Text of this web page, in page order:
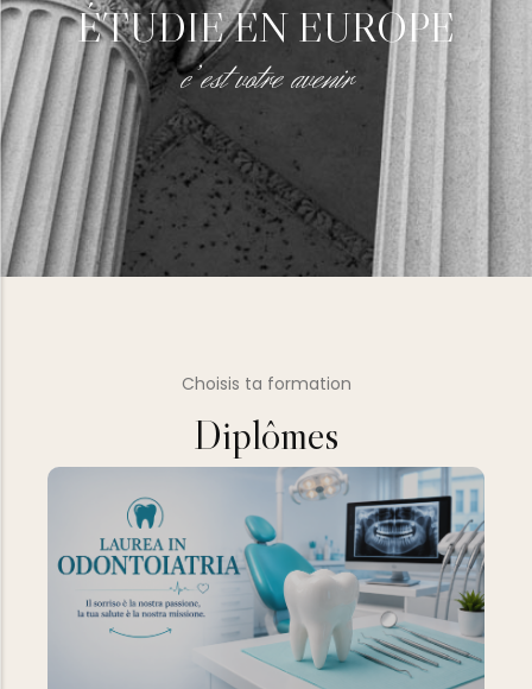
ÉTUDIE EN EUROPE
c’est votre avenir
Choisis ta formation
Diplômes